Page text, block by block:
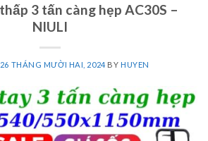
3 tấn càng hẹp AC30S –
NIULI
26 THÁNG MƯỜI HAI, 2024 BY HUYEN